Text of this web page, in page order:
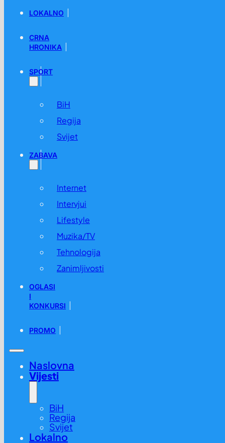
LOKALNO
CRNA
HRONIKA
SPORT
BiH
Regija
Svijet
ZABAVA
Internet
Intervjui
Lifestyle
Muzika/TV
Tehnologija
Zanimljivosti
OGLASI
I
KONKURSI
PROMO
Naslovna
Vijesti
BiH
Regija
Svijet
Lokalno